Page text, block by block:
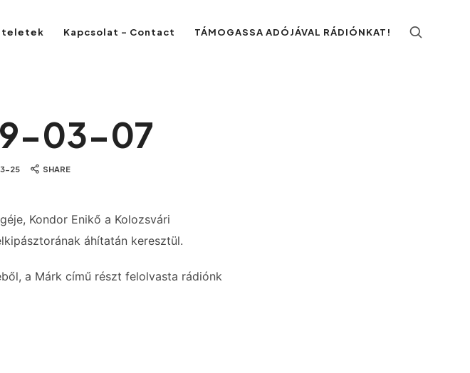
Kapcsolat – Contact TÁMOGASSA ADÓJÁVAL RÁDIÓNKAT!
03-07
25 SHARE
Kondor Enikő a Kolozsvári
áhítatán keresztül.
a Márk című részt felolvasta rádiónk